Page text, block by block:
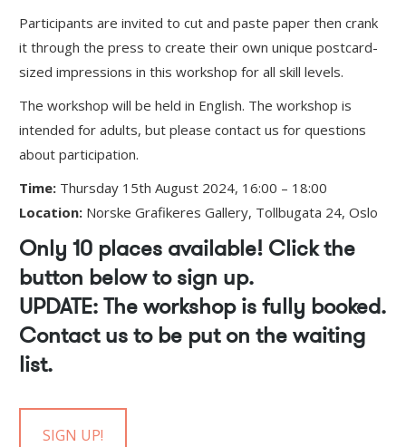
Participants are invited to cut and paste paper then crank
it through the press to create their own unique postcard-
sized impressions in this workshop for all skill levels.
The workshop will be held in English. The workshop is
intended for adults, but please contact us for questions
about participation.
Time:Thursday 15th August 2024, 16:00 – 18:00
Location:Norske Grafikeres Gallery, Tollbugata 24, Oslo
Only 10 places available! Click the
button below to sign up.
UPDATE: The workshop is fully booked.
Contact us to be put on the waiting
list.
SIGN UP!